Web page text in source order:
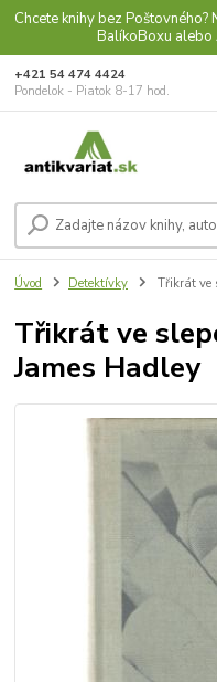
Chcete knihy bez Poštovného?
BalíkoBoxu alebo
+421 54 474 4424
Pondelok - Piatok 8-17 hod.
Úvod Detektívky Třikrát ve
Třikrát ve
James Hadley